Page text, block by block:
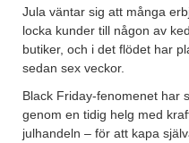
Jula väntar sig att många
locka kunder till någon av
butiker, och i det flödet har
sedan sex veckor.
Black Friday-fenomenet har
genom en tidig helg med
julhandeln – för att kapa